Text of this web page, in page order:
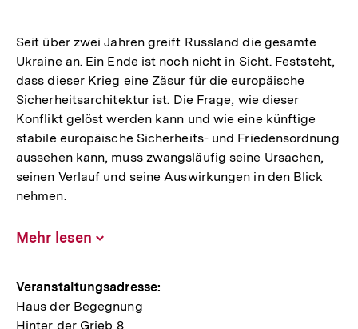
Seit über zwei Jahren greift Russland die gesamte
Ukraine an. Ein Ende ist noch nicht in Sicht. Feststeht,
dass dieser Krieg eine Zäsur für die europäische
Sicherheitsarchitektur ist. Die Frage, wie dieser
Konflikt gelöst werden kann und wie eine künftige
stabile europäische Sicherheits- und Friedensordnung
aussehen kann, muss zwangsläufig seine Ursachen,
seinen Verlauf und seine Auswirkungen in den Blick
nehmen.
Mehr lesen
Hinweise
zur
Veranstaltungsadresse:
Haus der Begegnung
Hinter der Grieb 8